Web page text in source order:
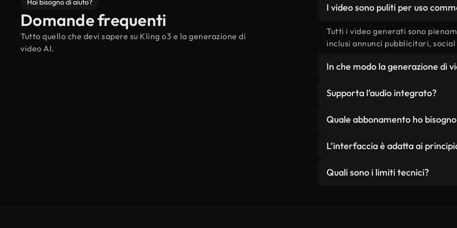
Hai bisogno di aiuto?
Domande frequenti
Tutto quello che devi sapere su Kling o3 e la generazione di
video AI.
I video sono puliti per uso
Tutti i video generati sono
inclusi annunci pubblicitari,
In che modo la generazione di
visione creativa, a differenza di
licenza.
Supporta l’audio integrato?
movimento e all'atmosfera della
Quale abbonamento ho
ottengono limiti standard per i
prioritario e della capacità
L’interfaccia è adatta ai
esperienza nell'editing
Quali sono i limiti tecnici?